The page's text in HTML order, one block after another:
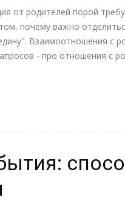
от родителей порой
почему важно
Взаимоотношения с
- про отношения с